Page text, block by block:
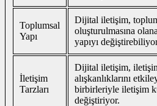
Toplumsal
Yapı
Dijital iletişim,
oluşturulmasına
yapıyı
İletişim
Tarzları
Dijital iletişim,
alışkanlıklarını
birbirleriyle iletişim
değiştiriyor.